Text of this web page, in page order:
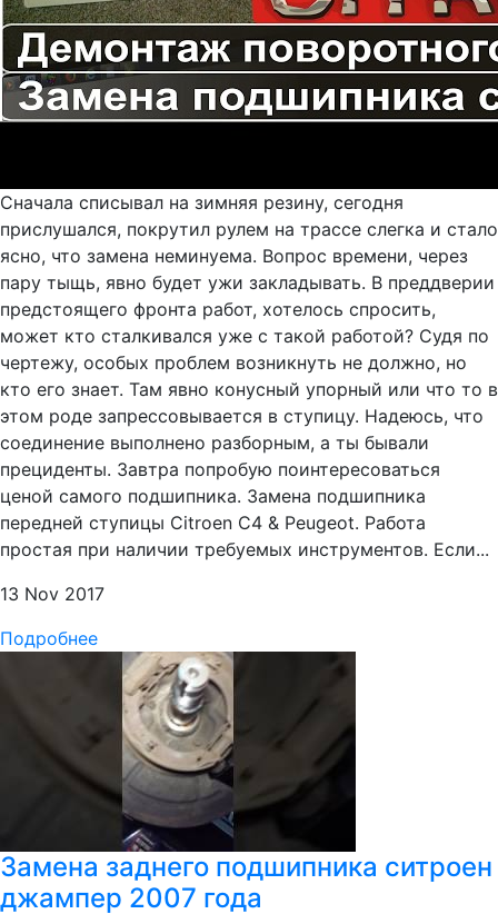
Сначала списывал на зимняя резину, сегодня
прислушался, покрутил рулем на трассе слегка и стало
ясно, что замена неминуема. Вопрос времени, через
пару тыщь, явно будет ужи закладывать. В преддверии
предстоящего фронта работ, хотелось спросить,
может кто сталкивался уже с такой работой? Судя по
чертежу, особых проблем возникнуть не должно, но
кто его знает. Там явно конусный упорный или что то в
этом роде запрессовывается в ступицу. Надеюсь, что
соединение выполнено разборным, а ты бывали
прециденты. Завтра попробую поинтересоваться
ценой самого подшипника. Замена подшипника
передней ступицы Citroen С4 & Peugeot. Работа
простая при наличии требуемых инструментов. Если...
13 Nov 2017
Подробнее
Замена заднего подшипника ситроен
джампер 2007 года